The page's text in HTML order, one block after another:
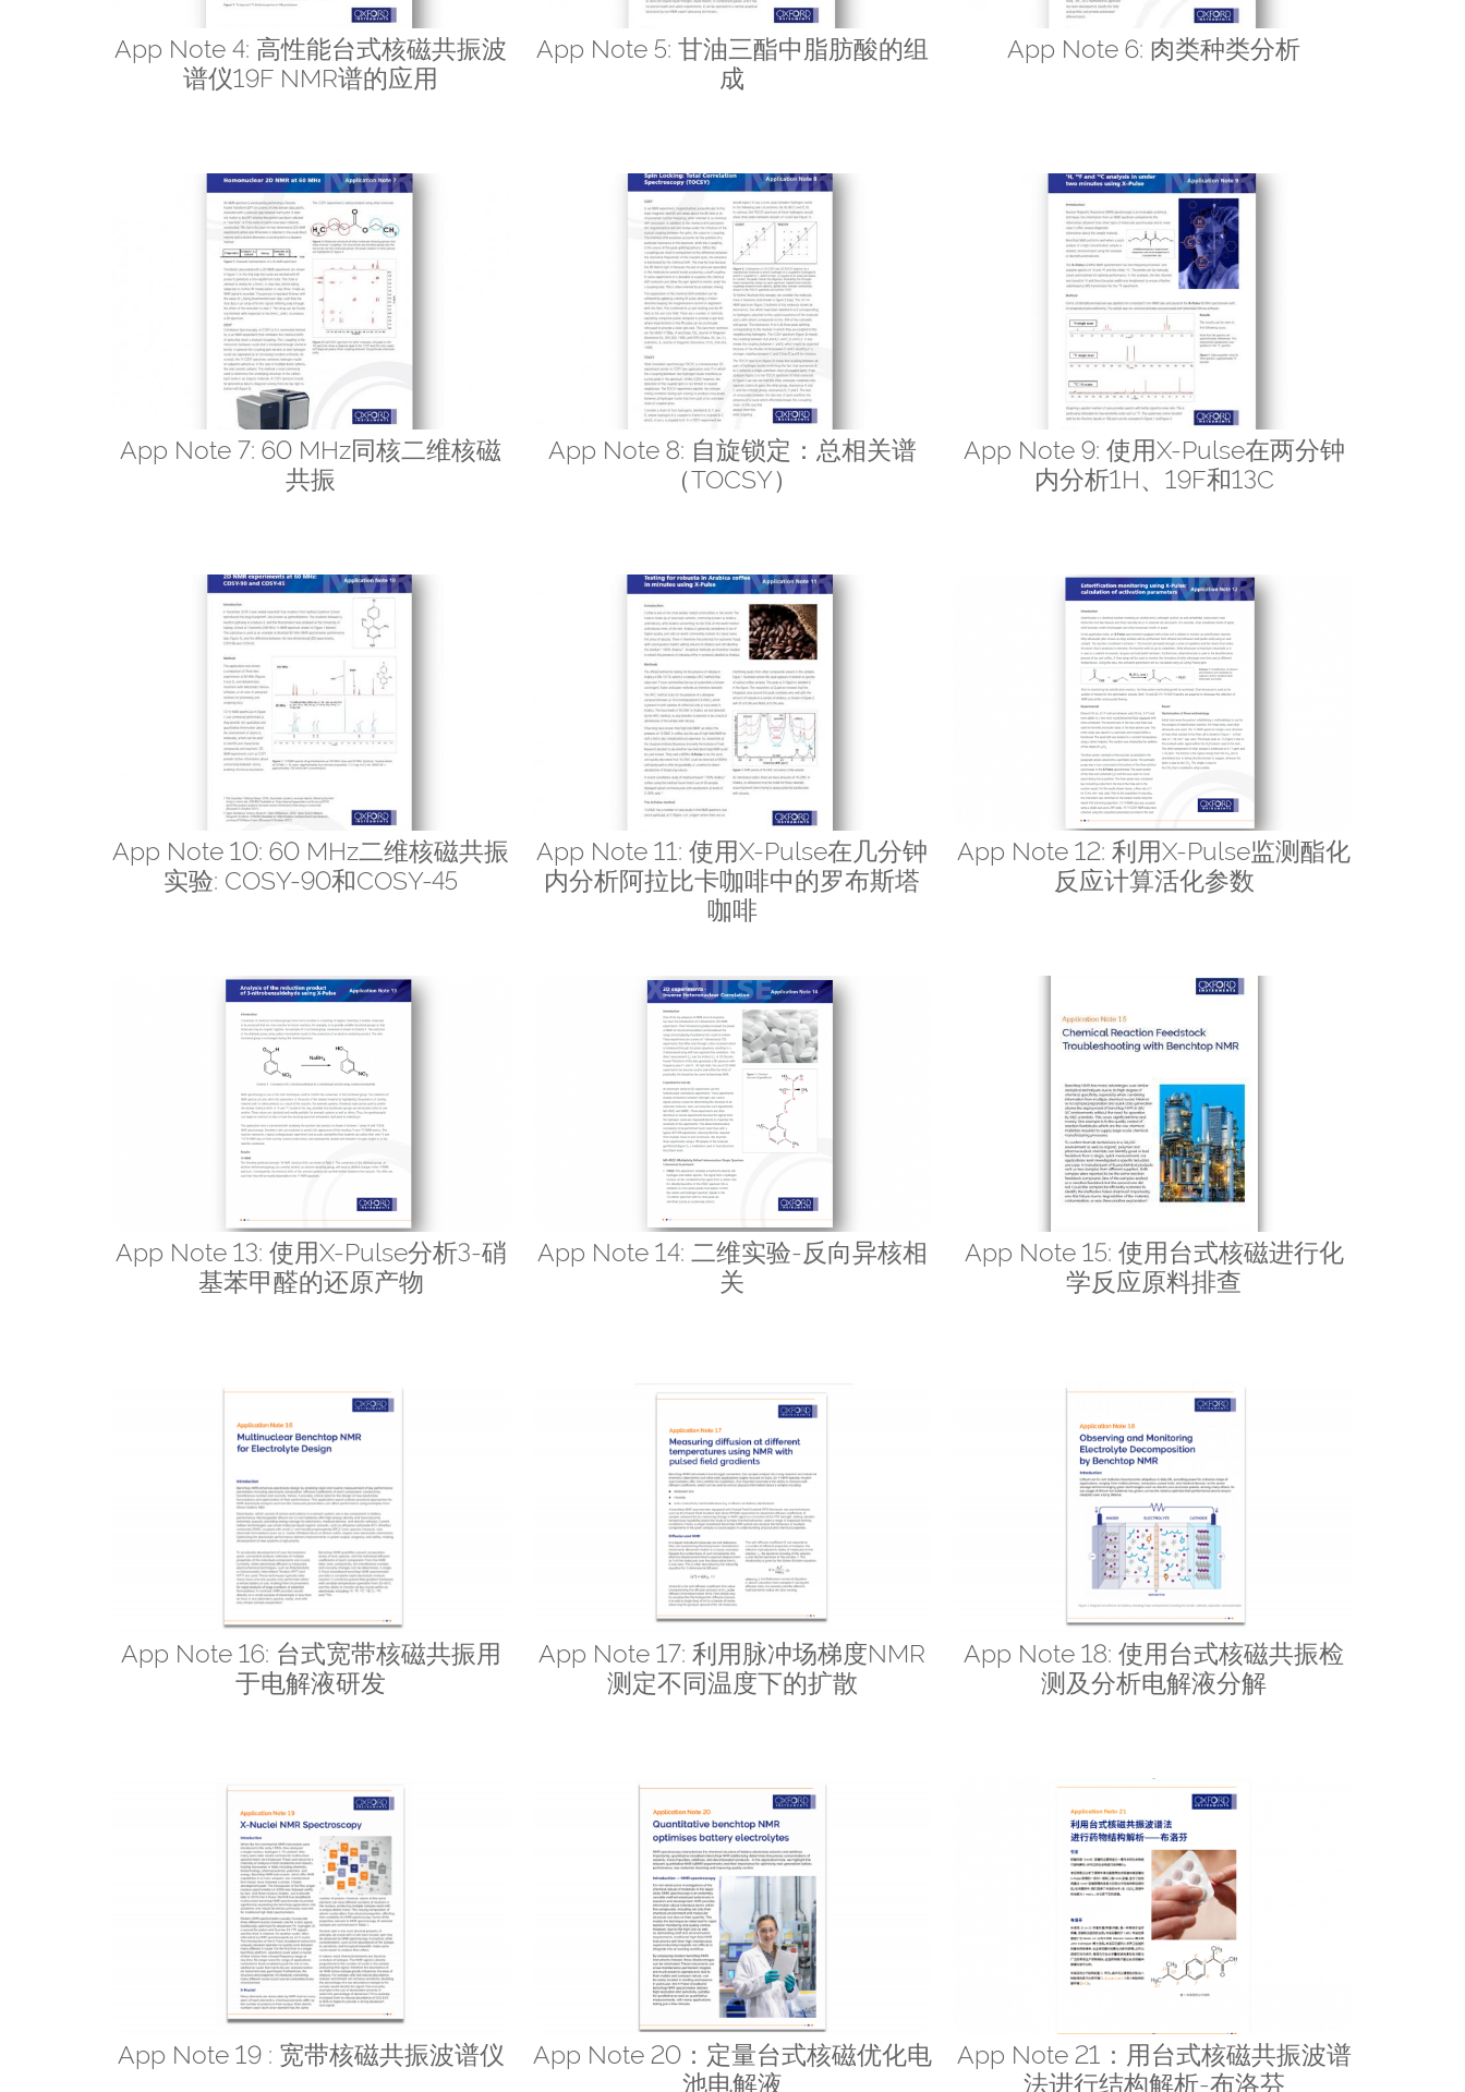
App Note 4: 高性能台式核磁共振波
谱仪19F NMR谱的应用
App Note 5: 甘油三酯中脂肪酸的组
成
App Note 6: 肉类种类分析
App Note 7: 60 MHz同核二维核磁
共振
App Note 8: 自旋锁定：总相关谱
（TOCSY）
App Note 9: 使用X-Pulse在两分钟
内分析1H、19F和13C
App Note 10: 60 MHz二维核磁共振
实验: COSY-90和COSY-45
App Note 11: 使用X-Pulse在几分钟
内分析阿拉比卡咖啡中的罗布斯塔
咖啡
App Note 12: 利用X-Pulse监测酯化
反应计算活化参数
App Note 13: 使用X-Pulse分析3-硝
基苯甲醛的还原产物
App Note 14: 二维实验-反向异核相
关
App Note 15: 使用台式核磁进行化
学反应原料排查
App Note 16: 台式宽带核磁共振用
于电解液研发
App Note 17: 利用脉冲场梯度NMR
测定不同温度下的扩散
App Note 18: 使用台式核磁共振检
测及分析电解液分解
App Note 19 : 宽带核磁共振波谱仪
App Note 20：定量台式核磁优化电
池电解液
App Note 21：用台式核磁共振波谱
法进行结构解析-布洛芬